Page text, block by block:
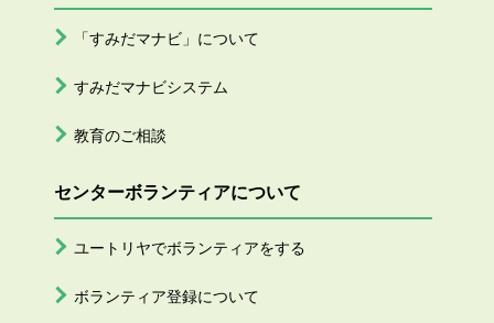
「すみだマナビ」について
すみだマナビシステム
教育のご相談
センターボランティアについて
ユートリヤでボランティアをする
ボランティア登録について